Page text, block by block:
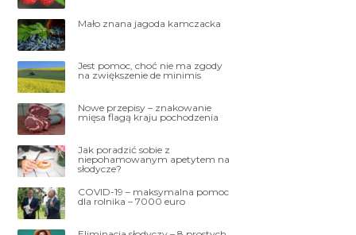
Mało znana jagoda kamczacka
Jest pomoc, choć nie ma zgody
na zwiększenie de minimis
Nowe przepisy – znakowanie
mięsa flagą kraju pochodzenia
Jak poradzić sobie z
niepohamowanym apetytem na
słodycze?
COVID-19 – maksymalna pomoc
dla rolnika – 7000 euro